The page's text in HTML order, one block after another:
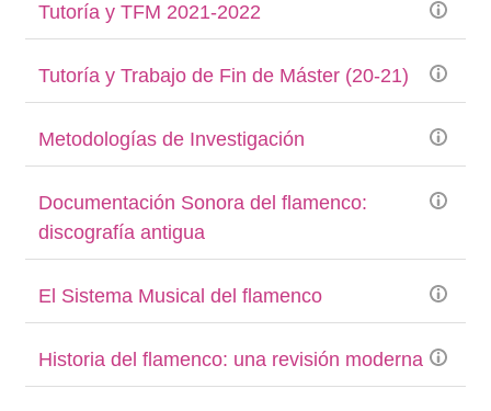
Tutoría y TFM 2021-2022
Tutoría y Trabajo de Fin de Máster (20-21)
Metodologías de Investigación
Documentación Sonora del flamenco:
discografía antigua
El Sistema Musical del flamenco
Historia del flamenco: una revisión moderna